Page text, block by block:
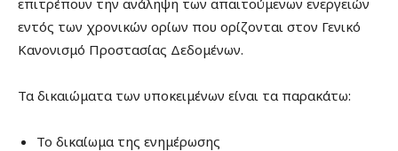
εντός των χρονικών ορίων που ορίζονται στον Γενικό
Κανονισμό Προστασίας Δεδομένων.
Τα δικαιώματα των υποκειμένων είναι τα παρακάτω:
Το δικαίωμα της ενημέρωσης